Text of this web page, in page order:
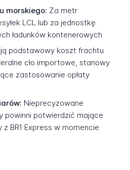
morskiego: Za metr
LCL lub za jednostkę
ładunków kontenerowych
podstawowy koszt frachtu
cło importowe, stanowy
zastosowanie opłaty
Nieprecyzowane
powinni potwierdzić mające
BR1 Express w momencie